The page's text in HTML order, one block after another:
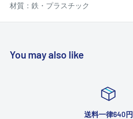
材質：鉄・プラスチック
You may also like
送料一律640円